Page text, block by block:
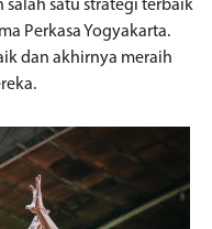
salah satu strategi terbaik
Perkasa Yogyakarta.
dan akhirnya meraih